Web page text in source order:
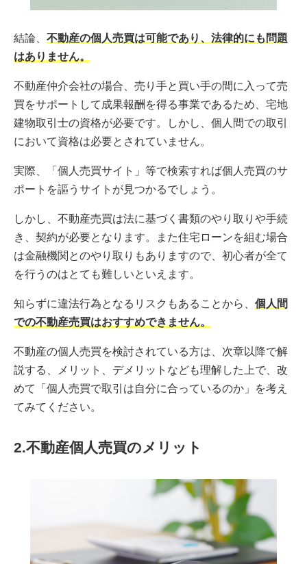
結論、 不動産の個人売買は可能であり、法律的にも問題
はありません。
不動産仲介会社の場合、売り手と買い手の間に入って売
買をサポートして成果報酬を得る事業であるため、宅地
建物取引士の資格が必要です。しかし、個人間での取引
において資格は必要とされていません。
実際、「個人売買サイト」等で検索すれば個人売買のサ
ポートを謳うサイトが見つかるでしょう。
しかし、不動産売買は法に基づく書類のやり取りや手続
き、契約が必要となります。また住宅ローンを組む場合
は金融機関とのやり取りもありますので、初心者が全て
を行うのはとても難しいといえます。
知らずに違法行為となるリスクもあることから、 個人間
での不動産売買はおすすめできません。
不動産の個人売買を検討されている方は、次章以降で解
説する、メリット、デメリットなども理解した上で、改
めて「個人売買で取引は自分に合っているのか」を考え
てみてください。
2.不動産個人売買のメリット